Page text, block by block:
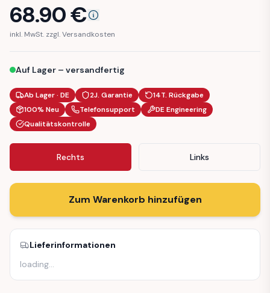
68.90€
inkl. MwSt. zzgl. Versandkosten
Auf Lager – versandfertig
Ab Lager · DE 2J. Garantie
14T. Rückgabe
100% Neu
Telefonsupport
DE Engineering
Qualitätskontrolle
Rechts Links
Zum Warenkorb hinzufügen
Lieferinformationen
loading…